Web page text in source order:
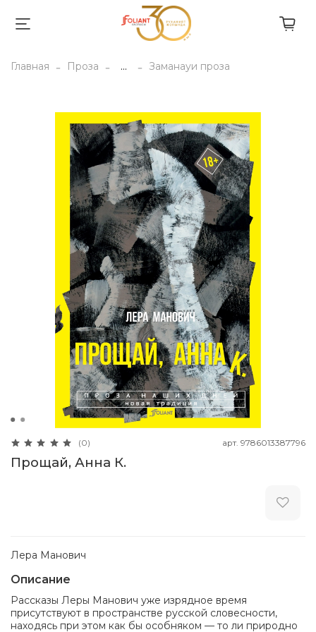
Главная Проза ... Заманауи проза
(0) арт. 9786013387796
Прощай, Анна К.
Лера Манович
Описание
Рассказы Леры Манович уже изрядное время
присутствуют в пространстве русской словесности,
находясь при этом как бы особняком — то ли природно